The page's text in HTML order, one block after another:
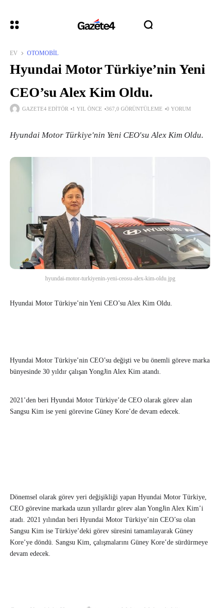
EV OTOMOBIL
Hyundai Motor Türkiye’nin Yeni
CEO’su Alex Kim Oldu.
GAZETE4 EDITÖR 1 YIL ÖNCE 367,0 GÖRÜNTÜLEME 0 YORUM
Hyundai Motor Türkiye'nin Yeni CEO'su Alex Kim Oldu.
hyundai-motor-turkiyenin-yeni-ceosu-alex-kim-oldu.jpg
Hyundai Motor Türkiye’nin Yeni CEO’su Alex Kim Oldu.
Hyundai Motor Türkiye’nin CEO’su değişti ve bu önemli göreve marka
bünyesinde 30 yıldır çalışan YongJin Alex Kim atandı.
2021’den beri Hyundai Motor Türkiye’de CEO olarak görev alan
Sangsu Kim ise yeni görevine Güney Kore’de devam edecek.
Dönemsel olarak görev yeri değişikliği yapan Hyundai Motor Türkiye,
CEO görevine markada uzun yıllardır görev alan YongJin Alex Kim’i
atadı. 2021 yılından beri Hyundai Motor Türkiye’nin CEO’su olan
Sangsu Kim ise Türkiye’deki görev süresini tamamlayarak Güney
Kore’ye döndü. Sangsu Kim, çalışmalarını Güney Kore’de sürdürmeye
devam edecek.